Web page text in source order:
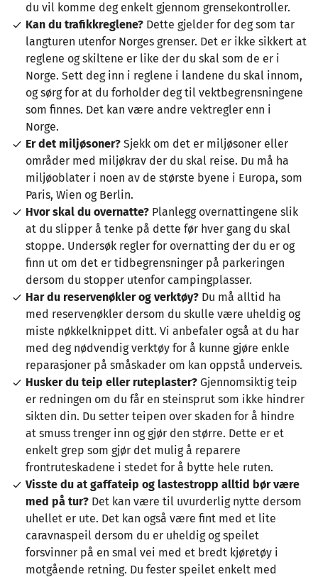
du vil komme deg enkelt gjennom grensekontroller.
Kan du trafikkreglene? Dette gjelder for deg som tar
langturen utenfor Norges grenser. Det er ikke sikkert at
reglene og skiltene er like der du skal som de er i
Norge. Sett deg inn i reglene i landene du skal innom,
og sørg for at du forholder deg til vektbegrensningene
som finnes. Det kan være andre vektregler enn i
Norge.
Er det miljøsoner? Sjekk om det er miljøsoner eller
områder med miljøkrav der du skal reise. Du må ha
miljøoblater i noen av de største byene i Europa, som
Paris, Wien og Berlin.
Hvor skal du overnatte? Planlegg overnattingene slik
at du slipper å tenke på dette før hver gang du skal
stoppe. Undersøk regler for overnatting der du er og
finn ut om det er tidbegrensninger på parkeringen
dersom du stopper utenfor campingplasser.
Har du reservenøkler og verktøy? Du må alltid ha
med reservenøkler dersom du skulle være uheldig og
miste nøkkelknippet ditt. Vi anbefaler også at du har
med deg nødvendig verktøy for å kunne gjøre enkle
reparasjoner på småskader om kan oppstå underveis.
Husker du teip eller ruteplaster? Gjennomsiktig teip
er redningen om du får en steinsprut som ikke hindrer
sikten din. Du setter teipen over skaden for å hindre
at smuss trenger inn og gjør den større. Dette er et
enkelt grep som gjør det mulig å reparere
frontruteskadene i stedet for å bytte hele ruten.
Visste du at gaffateip og lastestropp alltid bør være
med på tur? Det kan være til uvurderlig nytte dersom
uhellet er ute. Det kan også være fint med et lite
caravnaspeil dersom du er uheldig og speilet
forsvinner på en smal vei med et bredt kjøretøy i
motgående retning. Du fester speilet enkelt med